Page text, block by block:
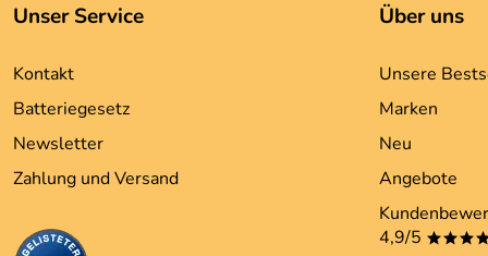
Unser Service
Kontakt
Batteriegesetz
Newsletter
Zahlung und Versand
Über uns
Unsere
Marken
Neu
Angebote
4,9/5